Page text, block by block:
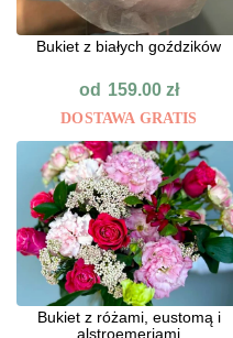
Bukiet z białych goździków
od 159.00 zł
DOSTAWA GRATIS
Bukiet z różami, eustomą i
alstroemeriami